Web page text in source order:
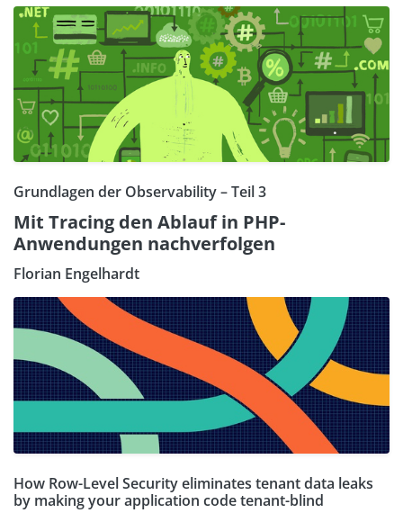
Grundlagen der Observability – Teil 3
Mit Tracing den Ablauf in PHP-
Anwendungen nachverfolgen
Florian Engelhardt
How Row-Level Security eliminates tenant data leaks
by making your application code tenant-blind